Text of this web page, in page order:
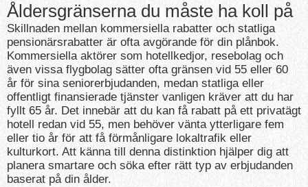
Åldersgränserna du måste ha koll på
Skillnaden mellan kommersiella rabatter och statliga
pensionärsrabatter är ofta avgörande för din plånbok.
Kommersiella aktörer som hotellkedjor, resebolag och
även vissa flygbolag sätter ofta gränsen vid 55 eller 60
år för sina seniorerbjudanden, medan statliga eller
offentligt finansierade tjänster vanligen kräver att du har
fyllt 65 år. Det innebär att du kan få rabatt på ett privatägt
hotell redan vid 55, men behöver vänta ytterligare fem
eller tio år för att få förmånligare lokaltrafik eller
kulturkort. Att känna till denna distinktion hjälper dig att
planera smartare och söka efter rätt typ av erbjudanden
baserat på din ålder.